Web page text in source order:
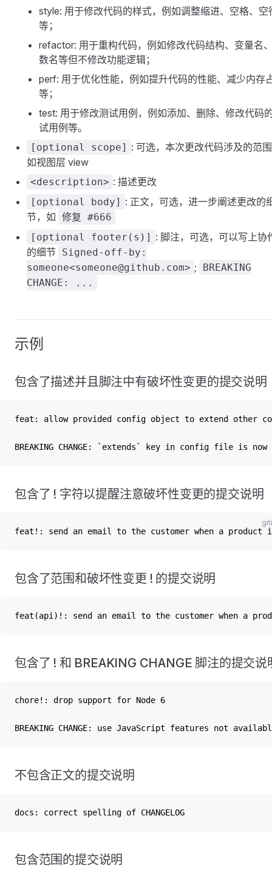
style: 用于修改代码的样式，例如调整缩进、空格、空
等；
refactor: 用于重构代码，例如修改代码结构、变量名
数名等但不修改功能逻辑；
perf: 用于优化性能，例如提升代码的性能、减少内存
等；
test: 用于修改测试用例，例如添加、删除、修改代码
试用例等。
[optional scope]
: 可选，本次更改代码涉及的范
如视图层 view
<description> : 描述更改
[optional body]
: 正文，可选，进一步阐述更改的
节，如 修复 #666
[optional footer(s)]
: 脚注，可选，可以写上协
的细节 Signed-off-by:
someone<someone@github.com> ;
BREAKING
CHANGE: ...
示例
包含了描述并且脚注中有破坏性变更的提交说明
feat: allow provided config object to extend other
BREAKING CHANGE: `extends` key in config file is
包含了 ! 字符以提醒注意破坏性变更的提交说明
feat!: send an email to the customer when a product
包含了范围和破坏性变更 ! 的提交说明
feat(api)!: send an email to the customer when a
包含了 ! 和 BREAKING CHANGE 脚注的提交说
chore!: drop support for Node 6
BREAKING CHANGE: use JavaScript features not
不包含正文的提交说明
docs: correct spelling of CHANGELOG
包含范围的提交说明